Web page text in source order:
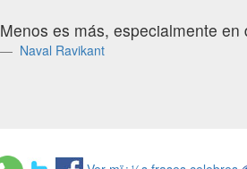
Menos es más, especialmente en
Naval Ravikant